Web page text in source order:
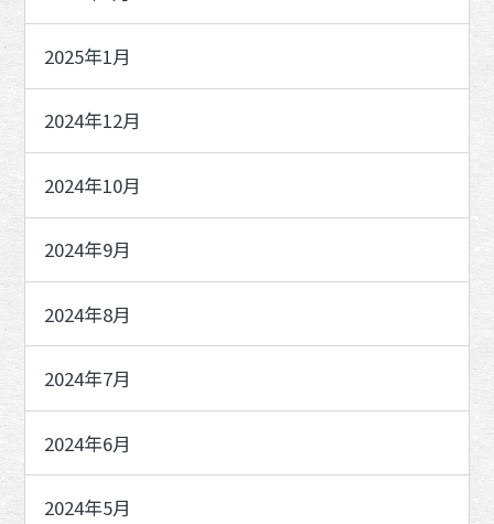
2025年1月
2024年12月
2024年10月
2024年9月
2024年8月
2024年7月
2024年6月
2024年5月